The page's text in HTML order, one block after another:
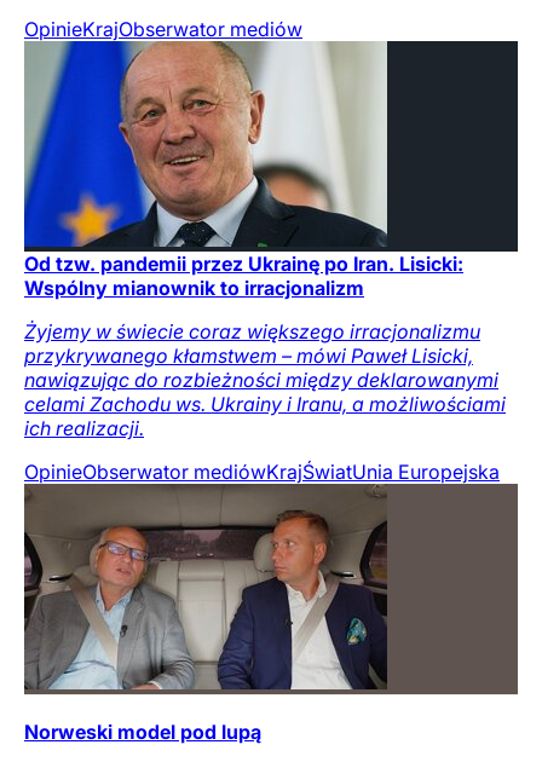
OpinieKrajObserwator mediów
Od tzw. pandemii przez Ukrainę po Iran. Lisicki:
Wspólny mianownik to irracjonalizm
Żyjemy w świecie coraz większego irracjonalizmu
przykrywanego kłamstwem – mówi Paweł Lisicki,
nawiązując do rozbieżności między deklarowanymi
celami Zachodu ws. Ukrainy i Iranu, a możliwościami
ich realizacji.
OpinieObserwator mediówKrajŚwiatUnia Europejska
Norweski model pod lupą